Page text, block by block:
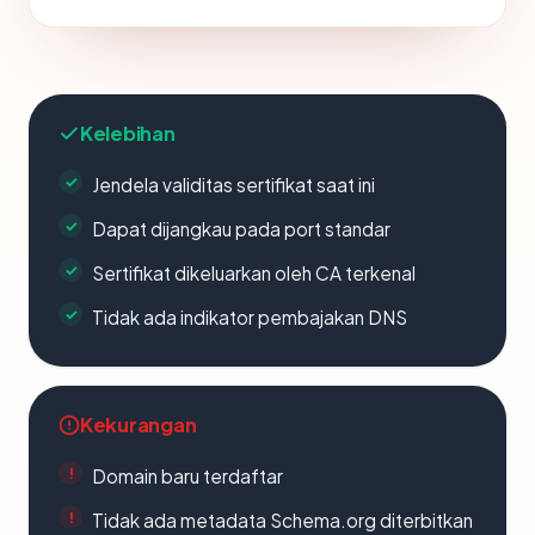
Kelebihan
Jendela validitas sertifikat saat ini
Dapat dijangkau pada port standar
Sertifikat dikeluarkan oleh CA terkenal
Tidak ada indikator pembajakan DNS
Kekurangan
Domain baru terdaftar
Tidak ada metadata Schema.org diterbitkan